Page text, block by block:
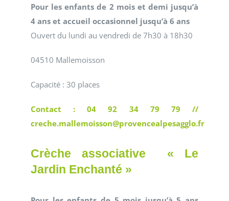
Pour les enfants de 2 mois et demi jusqu’à
4 ans et accueil occasionnel jusqu’à 6 ans
Ouvert du lundi au vendredi de 7h30 à 18h30
04510 Mallemoisson
Capacité : 30 places
Contact : 04 92 34 79 79 //
creche.mallemoisson@provencealpesagglo.fr
Crèche associative « Le
Jardin Enchanté »